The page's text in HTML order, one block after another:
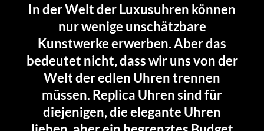
In der Welt der Luxusuhren können
nur wenige unschätzbare
Kunstwerke erwerben. Aber das
bedeutet nicht, dass wir uns von der
Welt der edlen Uhren trennen
müssen. Replica Uhren sind für
diejenigen, die elegante Uhren